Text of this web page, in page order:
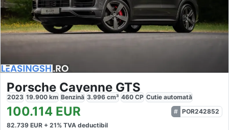
Porsche Cayenne GTS
2023 19.900 km Benzină 3.996 cm³ 460 CP Cutie automată
100.114 EUR
POR242852
82.739 EUR + 21% TVA deductibil